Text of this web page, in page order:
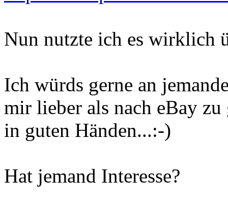
Nun nutzte ich es wirklich
Ich würds gerne an
mir lieber als nach eBay zu
in guten Händen...:-)
Hat jemand Interesse?